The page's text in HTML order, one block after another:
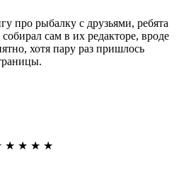
про рыбалку с друзьями, ребята
сам в их редакторе, вроде
хотя пару раз пришлось
★ ★ ★ ★